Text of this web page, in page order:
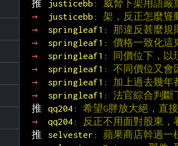
推
justicebb : 威脅下架用語嚴
→
justicebb : 架，反正怎麼聳
→
springleaf1 : 那違反甚麼規
→
springleaf1 : 價格一致化這
→
springleaf1 : 同價位下，以
→
springleaf1 : 不同價位又會
→
springleaf1 : 加上過去幾年
→
springleaf1 : 法官綜合判斷
推
qq204 : 希望G胖放大絕，直
→
qq204 : 反正不用面對股東，
推
selvester : 蘋果商店幹過一